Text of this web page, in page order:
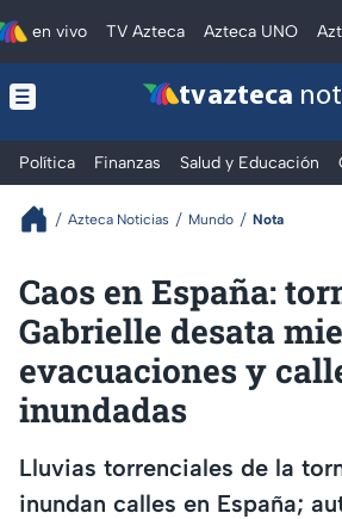
en vivo TV Azteca Azteca UNO
tv azteca
Política Finanzas Salud y Educación
Azteca Noticias Mundo Nota
Caos en España:
Gabrielle desata
evacuaciones y
inundadas
Lluvias torrenciales de la
inundan calles en España;